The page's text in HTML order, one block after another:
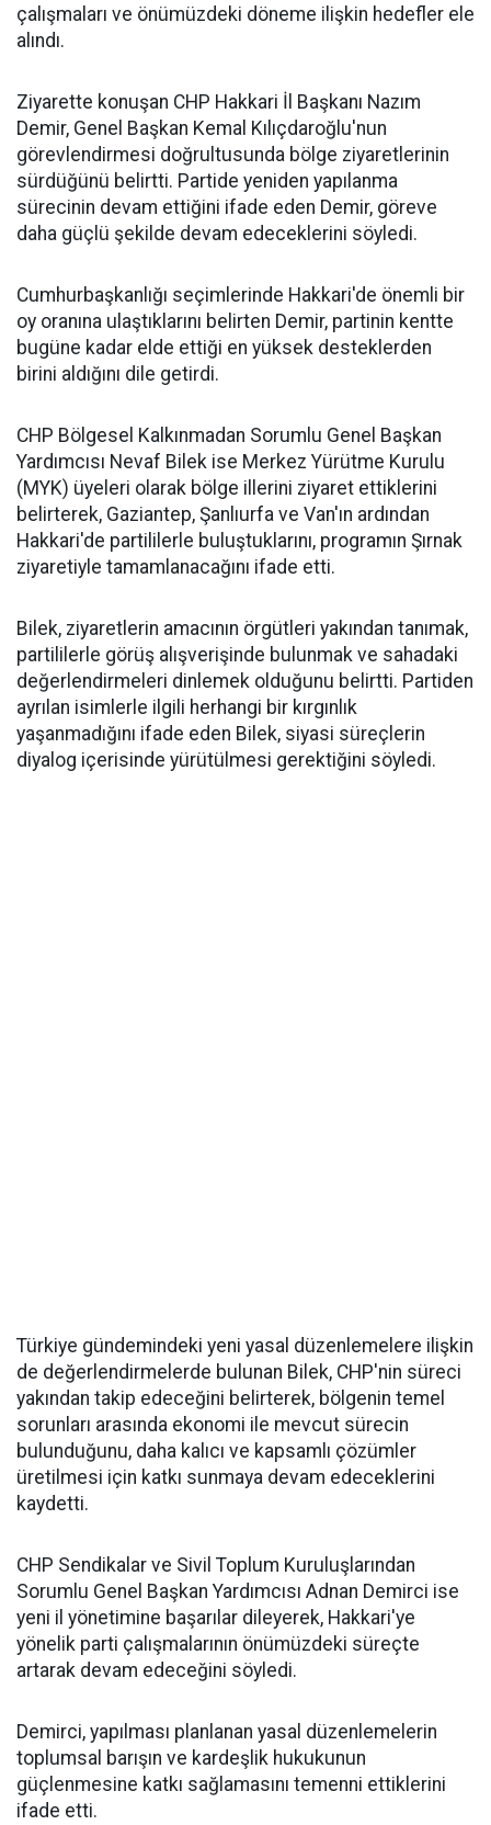
çalışmaları ve önümüzdeki döneme ilişkin hedefler ele
alındı.
Ziyarette konuşan CHP Hakkari İl Başkanı Nazım
Demir, Genel Başkan Kemal Kılıçdaroğlu'nun
görevlendirmesi doğrultusunda bölge ziyaretlerinin
sürdüğünü belirtti. Partide yeniden yapılanma
sürecinin devam ettiğini ifade eden Demir, göreve
daha güçlü şekilde devam edeceklerini söyledi.
Cumhurbaşkanlığı seçimlerinde Hakkari'de önemli bir
oy oranına ulaştıklarını belirten Demir, partinin kentte
bugüne kadar elde ettiği en yüksek desteklerden
birini aldığını dile getirdi.
CHP Bölgesel Kalkınmadan Sorumlu Genel Başkan
Yardımcısı Nevaf Bilek ise Merkez Yürütme Kurulu
(MYK) üyeleri olarak bölge illerini ziyaret ettiklerini
belirterek, Gaziantep, Şanlıurfa ve Van'ın ardından
Hakkari'de partililerle buluştuklarını, programın Şırnak
ziyaretiyle tamamlanacağını ifade etti.
Bilek, ziyaretlerin amacının örgütleri yakından tanımak,
partililerle görüş alışverişinde bulunmak ve sahadaki
değerlendirmeleri dinlemek olduğunu belirtti. Partiden
ayrılan isimlerle ilgili herhangi bir kırgınlık
yaşanmadığını ifade eden Bilek, siyasi süreçlerin
diyalog içerisinde yürütülmesi gerektiğini söyledi.
Türkiye gündemindeki yeni yasal düzenlemelere ilişkin
de değerlendirmelerde bulunan Bilek, CHP'nin süreci
yakından takip edeceğini belirterek, bölgenin temel
sorunları arasında ekonomi ile mevcut sürecin
bulunduğunu, daha kalıcı ve kapsamlı çözümler
üretilmesi için katkı sunmaya devam edeceklerini
kaydetti.
CHP Sendikalar ve Sivil Toplum Kuruluşlarından
Sorumlu Genel Başkan Yardımcısı Adnan Demirci ise
yeni il yönetimine başarılar dileyerek, Hakkari'ye
yönelik parti çalışmalarının önümüzdeki süreçte
artarak devam edeceğini söyledi.
Demirci, yapılması planlanan yasal düzenlemelerin
toplumsal barışın ve kardeşlik hukukunun
güçlenmesine katkı sağlamasını temenni ettiklerini
ifade etti.